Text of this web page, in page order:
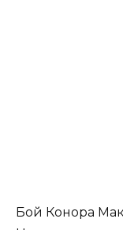
Бой Конора